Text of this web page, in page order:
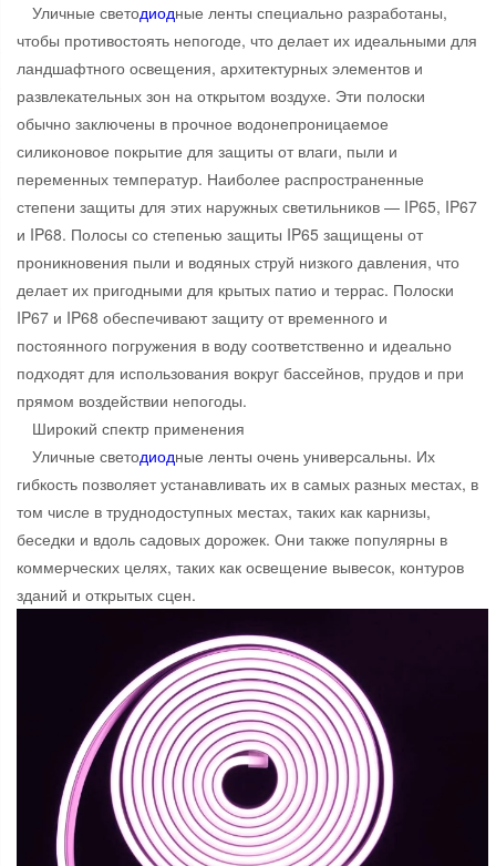
Уличные светодиодные ленты специально разработаны,
чтобы противостоять непогоде, что делает их идеальными для
ландшафтного освещения, архитектурных элементов и
развлекательных зон на открытом воздухе. Эти полоски
обычно заключены в прочное водонепроницаемое
силиконовое покрытие для защиты от влаги, пыли и
переменных температур. Наиболее распространенные
степени защиты для этих наружных светильников — IP65, IP67
и IP68. Полосы со степенью защиты IP65 защищены от
проникновения пыли и водяных струй низкого давления, что
делает их пригодными для крытых патио и террас. Полоски
IP67 и IP68 обеспечивают защиту от временного и
постоянного погружения в воду соответственно и идеально
подходят для использования вокруг бассейнов, прудов и при
прямом воздействии непогоды.
Широкий спектр применения
Уличные светодиодные ленты очень универсальны. Их
гибкость позволяет устанавливать их в самых разных местах, в
том числе в труднодоступных местах, таких как карнизы,
беседки и вдоль садовых дорожек. Они также популярны в
коммерческих целях, таких как освещение вывесок, контуров
зданий и открытых сцен.